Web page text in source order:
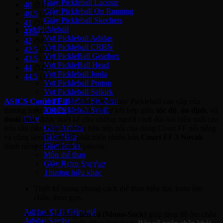
Giày Pickleball Lacoste
Giày Pickleball On Running
Giày Pickleball Skechers
Vợt Pickleball
Vợt Pickleball Adidas
Vợt Pickleball CRBN
Vợt PickleBall Gearbox
Vợt PickleBall Head
Vợt Pickleball Joola
Vợt Pickleball Proton
Vợt Pickleball Selkirk
Vợt Pickleball Six Zero
Vợt Pickleball Sypik
Giày
Giày Adidas
Giày Nike
Giày Jordan
Môn thể thao
Giày Retro Sneaker
Thương hiệu khác
Adidas XLG
Adidas Samba
40
(23)
40.5
(17)
41
41.5 (33)
42
(38)
42.5
(25)
43.5
(23)
44
(22)
44.5
(1)
ASICS Court FF 3là mẫu giày tennis/ Pickleball cao cấp của
ASICS, nổi bật với sự kết hợp giữa
thoải mái, được thiết kế cho những người chơi đòi hỏi hiệu suất cao
trên sân đấu. Đây là phiên bản tiếp nối của dòng Court FF nổi tiếng
và cũng là nền tảng để phát triển phiên bản
dành riêng cho Novak Djokovic.
Tổng quan về ASICS Court FF 3
Thiết kế dạngliền cổ (Mono-Sock)